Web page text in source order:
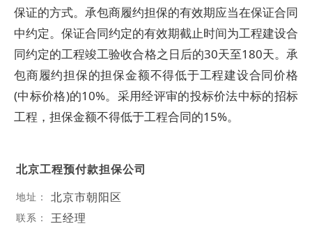
保证的方式。承包商履约担保的有效期应当在保证合同
中约定。保证合同约定的有效期截止时间为工程建设合
同约定的工程竣工验收合格之日后的30天至180天。承
包商履约担保的担保金额不得低于工程建设合同价格
(中标价格)的10%。采用经评审的投标价法中标的招标
工程，担保金额不得低于工程合同的15%。
北京工程预付款担保公司
地址： 北京市朝阳区
联系：
王经理